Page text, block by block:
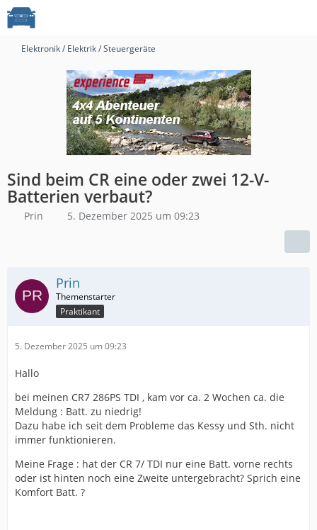
Elektronik / Elektrik / Steuergeräte
Sind beim CR eine oder zwei 12-V-
Batterien verbaut?
Prin 5. Dezember 2025 um 09:23
Prin
Praktikant
5. Dezember 2025 um 09:23
Hallo
bei meinen CR7 286PS TDI , kam vor ca. 2 Wochen ca. die
Meldung : Batt. zu niedrig!
Dazu habe ich seit dem Probleme das Kessy und Sth. nicht
immer funktionieren.
Meine Frage : hat der CR 7/ TDI nur eine Batt. vorne rechts
oder ist hinten noch eine Zweite untergebracht? Sprich eine
Komfort Batt. ?